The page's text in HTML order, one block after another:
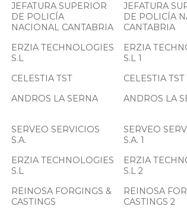
JEFATURA SUPERIOR
DE POLICÍA
NACIONAL CANTABRIA
JEFATURA
DE POLICÍA
CANTABRIA
ERZIA TECHNOLOGIES
S.L
ERZIA
S.L 1
CELESTIA TST CELESTIA TST
ANDROS LA SERNA ANDROS LA
SERVEO SERVICIOS
S.A.
SERVEO
S.A. 1
ERZIA TECHNOLOGIES
S.L
ERZIA
S.L 2
REINOSA FORGINGS &
CASTINGS
REINOSA
CASTINGS 2